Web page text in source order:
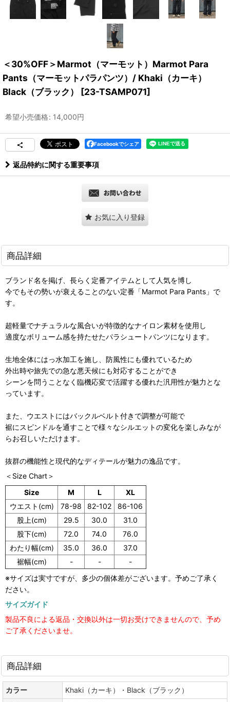
＜30%OFF＞Marmot（マーモット）Marmot Para
Pants（マーモットパラパンツ）/ Khaki（カーキ）
Black（ブラック）
[23-TSAMP071]
希望小売価格: 14,000円
Facebookでシェア
返品特約に関する重要事項
お気に入り登録
商品詳細
ブランド名を掲げ、長らく定番アイテムとして人気を博し
今でもその勢いが衰えることのない定番「Marmot Para Pants」で
す。
超軽量でナチュラルな風合いが特徴的なナイロン素材を使用し
適度なボリューム感を持たせたパラシュートパンツになります。
生地全体にはっ水加工を施し、防風性にも優れているため
外出時や旅先での急な悪天候にも対応することができ
シーンを問うことなく臨機応変で活躍する優れた汎用性が魅力とな
っています。
また、ウエストにはバックルベルト付きで調整が可能で
裾にスピンドルを通すことで様々なシルエットの変化を楽しみなが
らお召しいただけます。
抜群の機能性と現代的なディテールが魅力の逸品です。
＜Size Chart＞
Size
M L
XL
ウエスト(cm)
78-98 82-102
86-106
股上(cm)
29.5 30.0
31.0
股下(cm)
72.0 74.0
76.0
わたり幅(cm)
35.0 36.0
37.0
裾幅(cm)
- -
-
※サイズは実寸ですが、多少の個体差がございます。予めご了承く
ださい。
サイズガイド
製品不良による返品・交換以外は一切お受けできませんので、予め
ご了承くださいませ。
商品詳細
カラー
Khaki（カーキ）・Black（ブラック）